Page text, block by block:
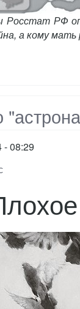
РФ
а кому
- 08:29